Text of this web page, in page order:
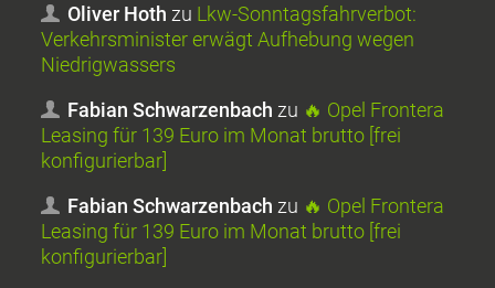
Oliver Hoth zu Lkw-Sonntagsfahrverbot:
Verkehrsminister erwägt Aufhebung wegen
Niedrigwassers
Fabian Schwarzenbach zu 🔥 Opel Frontera
Leasing für 139 Euro im Monat brutto [frei
konfigurierbar]
Fabian Schwarzenbach zu 🔥 Opel Frontera
Leasing für 139 Euro im Monat brutto [frei
konfigurierbar]